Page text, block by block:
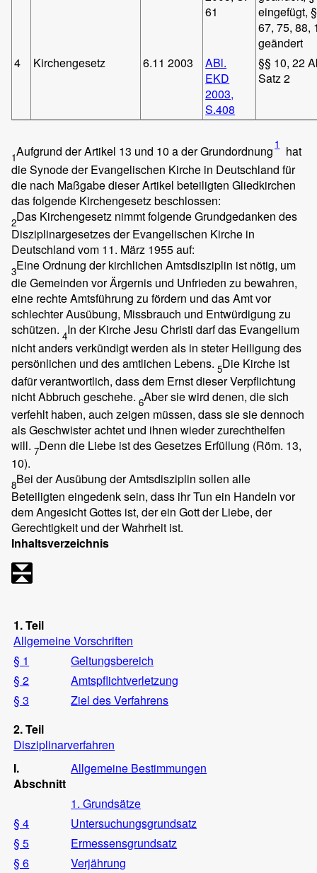
61
eingefügt,
67, 75, 88,
geändert
4
Kirchengesetz 6.11 2003
ABl.
EKD
2003,
S.408
§§ 10, 22
Satz 2
1Aufgrund der Artikel 13 und 10 a der Grundordnung 1
hat
die Synode der Evangelischen Kirche in Deutschland für
die nach Maßgabe dieser Artikel beteiligten Gliedkirchen
das folgende Kirchengesetz beschlossen:
2Das Kirchengesetz nimmt folgende Grundgedanken des
Disziplinargesetzes der Evangelischen Kirche in
Deutschland vom 11. März 1955 auf:
3Eine Ordnung der kirchlichen Amtsdisziplin ist nötig, um
die Gemeinden vor Ärgernis und Unfrieden zu bewahren,
eine rechte Amtsführung zu fördern und das Amt vor
schlechter Ausübung, Missbrauch und Entwürdigung zu
schützen. 4In der Kirche Jesu Christi darf das Evangelium
nicht anders verkündigt werden als in steter Heiligung des
persönlichen und des amtlichen Lebens. 5Die Kirche ist
dafür verantwortlich, dass dem Ernst dieser Verpflichtung
nicht Abbruch geschehe. 6Aber sie wird denen, die sich
verfehlt haben, auch zeigen müssen, dass sie sie dennoch
als Geschwister achtet und ihnen wieder zurechthelfen
will. 7Denn die Liebe ist des Gesetzes Erfüllung (Röm. 13,
10).
8Bei der Ausübung der Amtsdisziplin sollen alle
Beteiligten eingedenk sein, dass ihr Tun ein Handeln vor
dem Angesicht Gottes ist, der ein Gott der Liebe, der
Gerechtigkeit und der Wahrheit ist.
Inhaltsverzeichnis
1. Teil
Allgemeine Vorschriften
§ 1
Geltungsbereich
§ 2
Amtspflichtverletzung
§ 3
Ziel des Verfahrens
2. Teil
Disziplinarverfahren
I.
Abschnitt
Allgemeine Bestimmungen
1. Grundsätze
§ 4
Untersuchungsgrundsatz
§ 5
Ermessensgrundsatz
§ 6
Verjährung